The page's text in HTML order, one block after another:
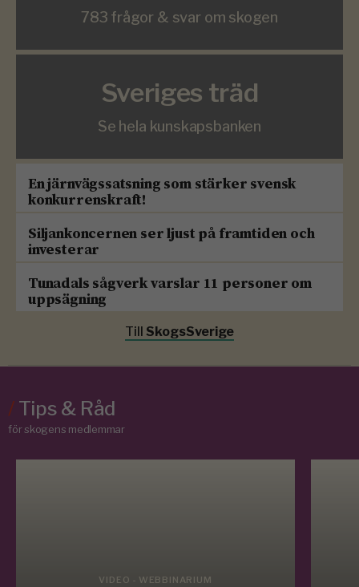
783 frågor & svar om skogen
Sveriges träd
Se hela kunskapsbanken
En järnvägssatsning som stärker svensk
konkurrenskraft!
Siljankoncernen ser ljust på framtiden och
investerar
Tunadals sågverk varslar 11 personer om
uppsägning
Till SkogsSverige
/Tips & Råd
för skogens medlemmar
VIDEO - WEBBINARIUM